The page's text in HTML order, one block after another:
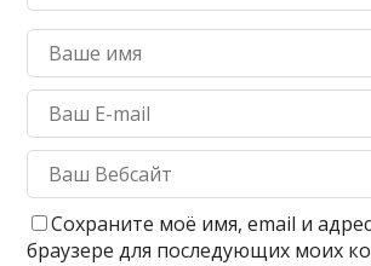
Сохраните моё имя, email и
браузере для последующих моих